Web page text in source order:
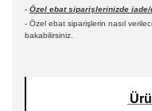
- Özel ebat siparişlerinizde iade/
- Özel ebat siparişlerin nasıl
bakabilirsiniz.